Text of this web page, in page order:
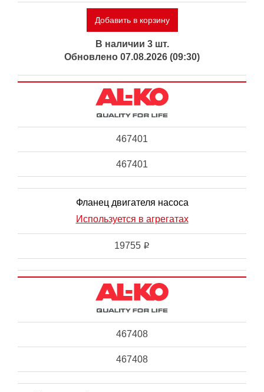
Добавить в корзину
В наличии 3 шт.
Обновлено 07.08.2026 (09:30)
467401
467401
Фланец двигателя насоса
Используется в агрегатах
19755 i
467408
467408